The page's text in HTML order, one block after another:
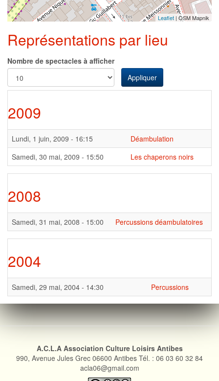
Leaflet | OSM Mapnik
Représentations par lieu
Nombre de spectacles à afficher
Appliquer
2009
Lundi, 1 juin, 2009 - 16:15
Déambulation
Samedi, 30 mai, 2009 - 15:50
Les chaperons noirs
2008
Samedi, 31 mai, 2008 - 15:00 Percussions déambulatoires
2004
Samedi, 29 mai, 2004 - 14:30 Percussions
A.C.L.A Association Culture Loisirs Antibes
990, Avenue Jules Grec 06600 Antibes Tél. : 06 03 60 32 84
acla06@gmail.com